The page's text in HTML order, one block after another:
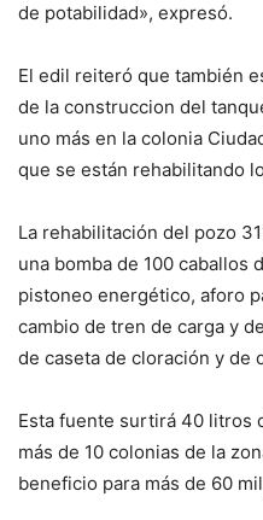
de potabilidad», expresó.
El edil reiteró que también
de la construccion del
uno más en la colonia
que se están rehabilitando
La rehabilitación del pozo
una bomba de 100 caballos
pistoneo energético, aforo
cambio de tren de carga y
de caseta de cloración y de
Esta fuente surtirá 40 litros
más de 10 colonias de la
beneficio para más de 60